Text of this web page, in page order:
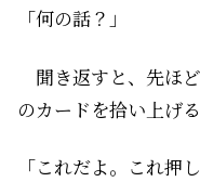
「何の話？」
聞き返すと、先ほ
のカードを拾い上げる
「これだよ。これ押